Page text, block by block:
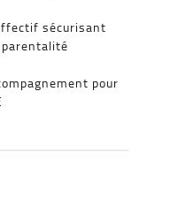
sécurisant
pour